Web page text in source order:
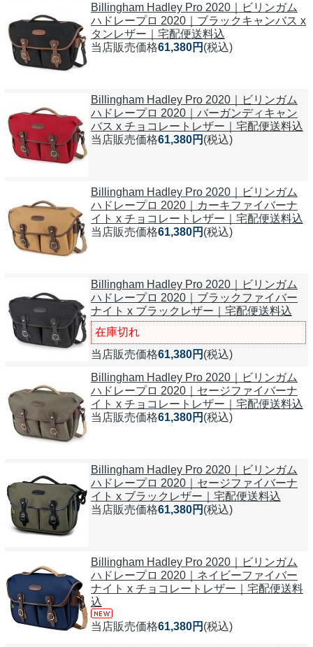
Billingham Hadley Pro 2020｜ビリンガム
ハドレープロ 2020｜ブラックキャンバス x
タンレザー｜宅配便送料込
当店販売価格61,380円 (税込)
Billingham Hadley Pro 2020｜ビリンガム
ハドレープロ 2020｜バーガンディキャン
バス x チョコレートレザー｜宅配便送料込
当店販売価格61,380円 (税込)
Billingham Hadley Pro 2020｜ビリンガム
ハドレープロ 2020｜カーキファイバーナ
イト x チョコレートレザー｜宅配便送料込
当店販売価格61,380円 (税込)
Billingham Hadley Pro 2020｜ビリンガム
ハドレープロ 2020｜ブラックファイバー
ナイト x ブラックレザー｜宅配便送料込
在庫切れ
当店販売価格61,380円 (税込)
Billingham Hadley Pro 2020｜ビリンガム
ハドレープロ 2020｜セージファイバーナ
イト x チョコレートレザー｜宅配便送料込
当店販売価格61,380円 (税込)
Billingham Hadley Pro 2020｜ビリンガム
ハドレープロ 2020｜セージファイバーナ
イト x ブラックレザー｜宅配便送料込
当店販売価格61,380円 (税込)
Billingham Hadley Pro 2020｜ビリンガム
ハドレープロ 2020｜ネイビーファイバー
ナイト x チョコレートレザー｜宅配便送料
込
当店販売価格61,380円 (税込)